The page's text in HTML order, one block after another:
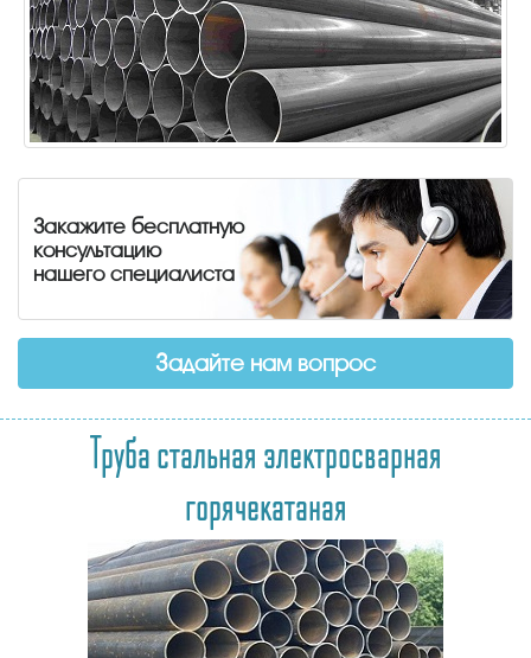
Закажите бесплатную
консультацию
нашего специалиста
Задайте нам вопрос
Труба стальная электросварная
горячекатаная